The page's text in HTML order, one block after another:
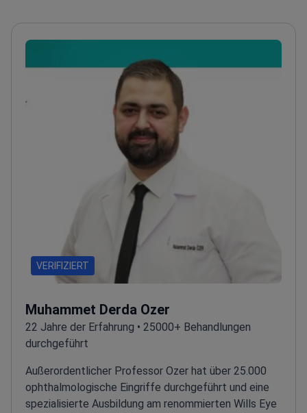
VERIFIZIERT
Muhammet Derda Ozer
22 Jahre der Erfahrung • 25000+ Behandlungen
durchgeführt
Außerordentlicher Professor Ozer hat über 25.000
ophthalmologische Eingriffe durchgeführt und eine
spezialisierte Ausbildung am renommierten Wills Eye